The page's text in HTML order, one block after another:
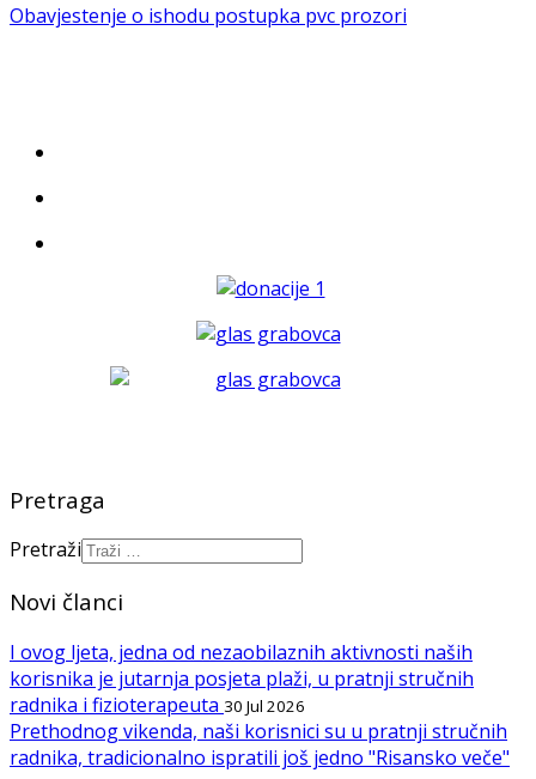
Obavjestenje o ishodu postupka pvc prozori
Pretraga
Pretraži
Novi članci
I ovog ljeta, jedna od nezaobilaznih aktivnosti naših
korisnika je jutarnja posjeta plaži, u pratnji stručnih
radnika i fizioterapeuta 30 Jul 2026
Prethodnog vikenda, naši korisnici su u pratnji stručnih
radnika, tradicionalno ispratili još jedno "Risansko veče"